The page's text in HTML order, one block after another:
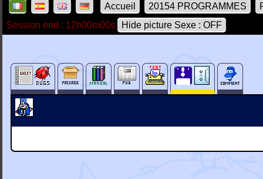
Accueil 20154 PROGRAMMES
Session end : 12h00m00s
Hide picture Sexe : OFF